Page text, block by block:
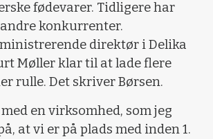
fødevarer. Tidligere har
konkurrenter.
direktør i Delika
Møller klar til at lade flere
rulle. Det skriver Børsen.
en virksomhed, som jeg
at vi er på plads med inden 1.